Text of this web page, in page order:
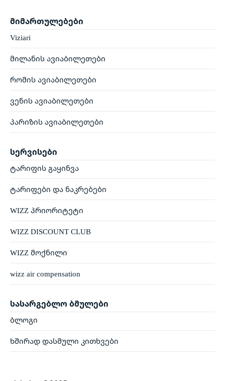
მიმართულებები
Viziari
მილანის ავიაბილეთები
რომის ავიაბილეთები
ვენის ავიაბილეთები
პარიზის ავიაბილეთები
სერვისები
ტარიფის გაყინვა
ტარიფები და ნაკრებები
WIZZ პრიორიტეტი
WIZZ DISCOUNT CLUB
WIZZ მოქნილი
wizz air compensation
სასარგებლო ბმულები
ბლოგი
ხშირად დასმული კითხვები